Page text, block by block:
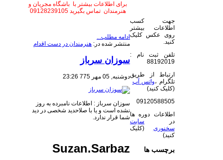
برای اطلاعات بیشتر با باشگاه مجریان و
هنرمندان تماس بگیرید 09128239105
ادامه مطلب...
منتشر شده در: هنرمندان در دست اقدام
سوزان سرباز
دوشنبه, 05 مهر 775 23:26
​سوزان سرباز : اطلاعات نامبرده به روز
نشده است و یا با صلاحدید شخصی در دید
شما قرار ندارد.
Suzan.Sarbaz
جهت کسب
اطلاعات بیشتر
روی عکس کلیک
کنید.
تلفن ثبت نام :
88192019
ارتباط از طریق
تلگرام ،واتس آپ
(کلیک کنید)
09120588505
اطلاعات دوره ها
در سایت
سخنوری (کلیک
کنید)
برچسب ها